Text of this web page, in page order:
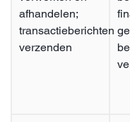
afhandelen;
transactieberichten
verzenden